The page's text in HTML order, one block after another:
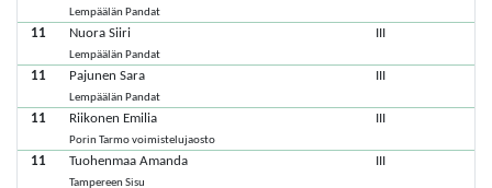
Lempäälän Pandat
11 Nuora Siiri
Lempäälän Pandat
III
11 Pajunen Sara
Lempäälän Pandat
III
11 Riikonen Emilia
Porin Tarmo voimistelujaosto
III
11 Tuohenmaa Amanda
Tampereen Sisu
III